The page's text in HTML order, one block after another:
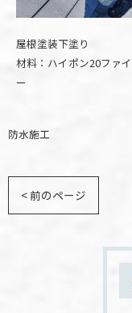
屋根塗装下塗り
材料：ハイポン20ファ
ー
防水施工
< 前のページ